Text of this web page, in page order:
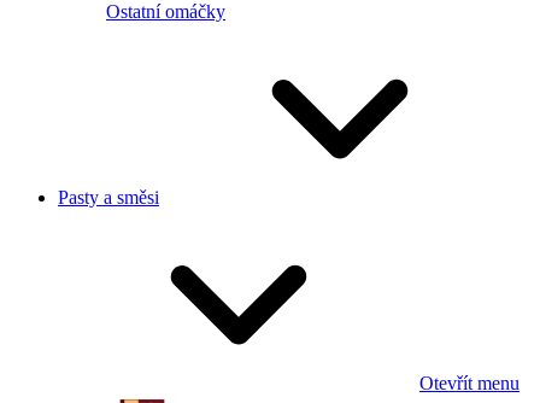
Ostatní omáčky
Pasty a směsi
Otevřít menu